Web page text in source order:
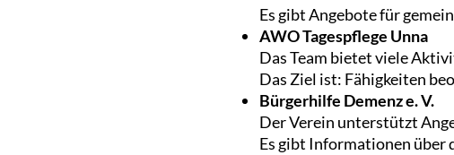
Es gibt Angebote für
AWO Tagespflege Unna
Das Team bietet viele
Das Ziel ist: Fähigkeiten
Bürgerhilfe Demenz e. V.
Der Verein unterstützt
Es gibt Informationen über